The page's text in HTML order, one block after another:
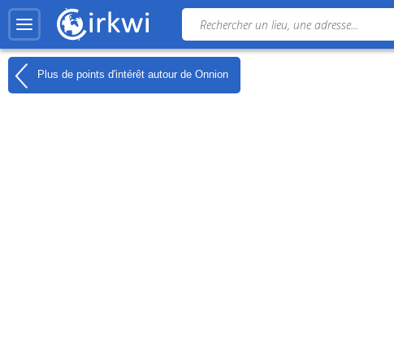
Plus de points d'intérêt autour de Onnion